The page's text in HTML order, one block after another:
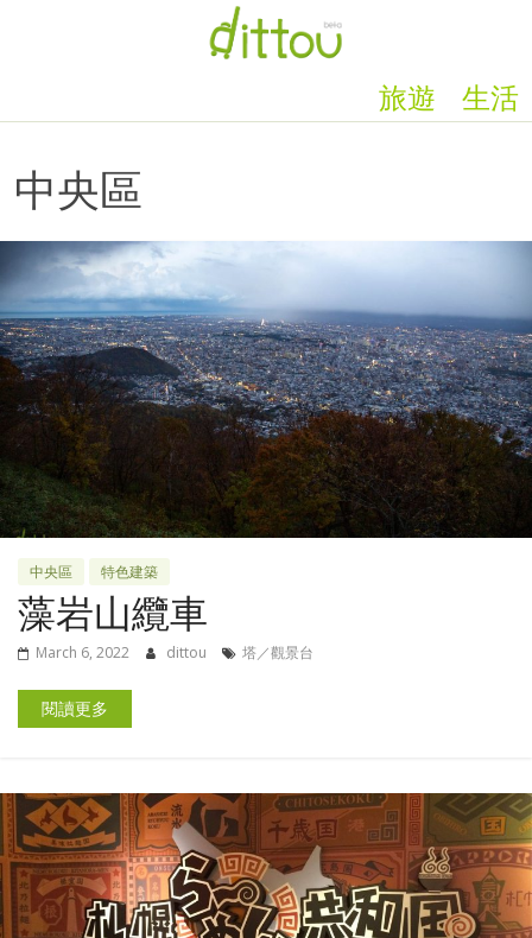
生活
旅遊
中央區
中央區 特色建築
藻岩山纜車
March 6, 2022 dittou 塔／觀景台
閱讀更多